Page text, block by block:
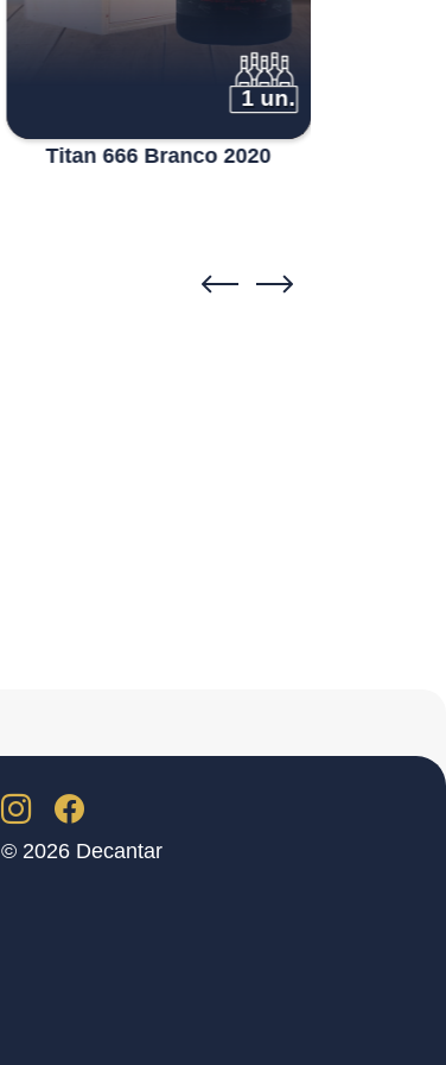
1 un.
Titan 666 Branco 2020
© 2026 Decantar